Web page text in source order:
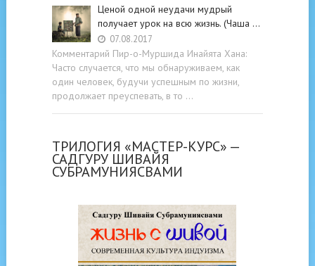
Ценой одной неудачи мудрый
получает урок на всю жизнь. (Чаша …
07.08.2017
Комментарий Пир-о-Муршида Инайята Хана:
Часто случается, что мы обнаруживаем, как
один человек, будучи успешным по жизни,
продолжает преуспевать, в то …
ТРИЛОГИЯ «МАСТЕР-КУРС» —
САДГУРУ ШИВАЙЯ
СУБРАМУНИЯСВАМИ